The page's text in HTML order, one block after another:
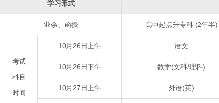
学习形式
业余、函授 高中起点升专科 (2年半)
考试
科目
时间
10月26日上午 语文
10月26日下午 数学(文科/理科)
10月27日上午 外语(英)